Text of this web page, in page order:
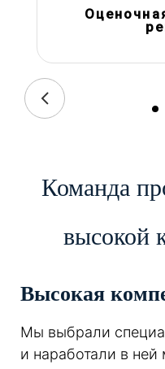
Команда
высокой
Высокая
Мы выбрали
и наработали в